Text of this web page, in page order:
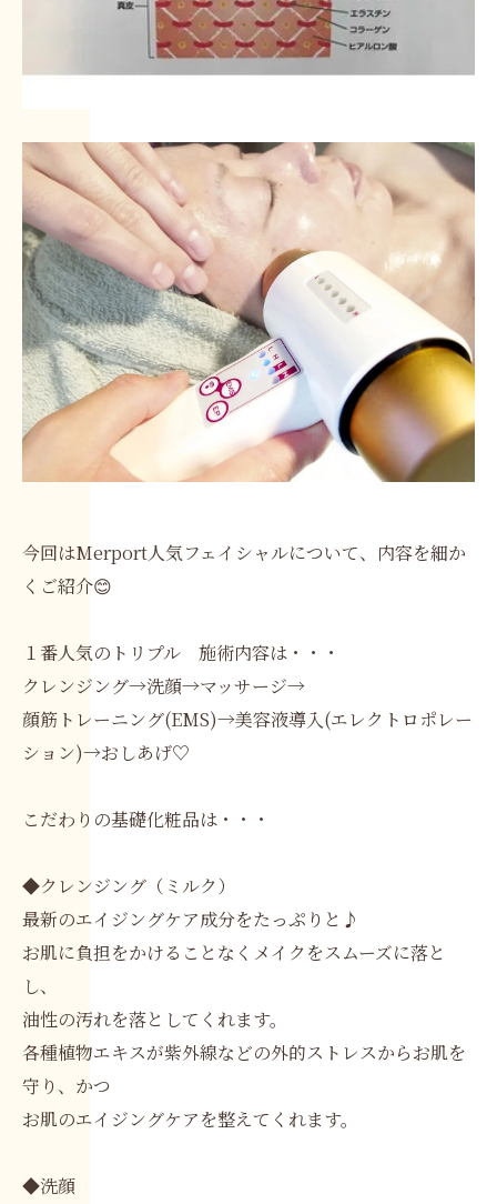
今回はMerport人気フェイシャルについて、内容を細か
くご紹介😊
１番人気のトリプル 施術内容は・・・
クレンジング→洗顔→マッサージ→
顔筋トレーニング(EMS)→美容液導入(エレクトロポレー
ション)→おしあげ♡
こだわりの基礎化粧品は・・・
◆クレンジング（ミルク）
最新のエイジングケア成分をたっぷりと♪
お肌に負担をかけることなくメイクをスムーズに落と
し、
油性の汚れを落としてくれます。
各種植物エキスが紫外線などの外的ストレスからお肌を
守り、かつ
お肌のエイジングケアを整えてくれます。
◆洗顔